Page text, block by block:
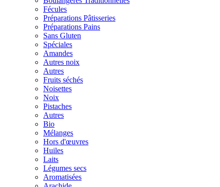
Fécules
Préparations Pâtisseries
Préparations Pains
Sans Gluten
Spéciales
Amandes
Autres noix
Autres
Fruits séchés
Noisettes
Noix
Pistaches
Autres
Bio
Mélanges
Hors d'œuvres
Huiles
Laits
Légumes secs
Aromatisées